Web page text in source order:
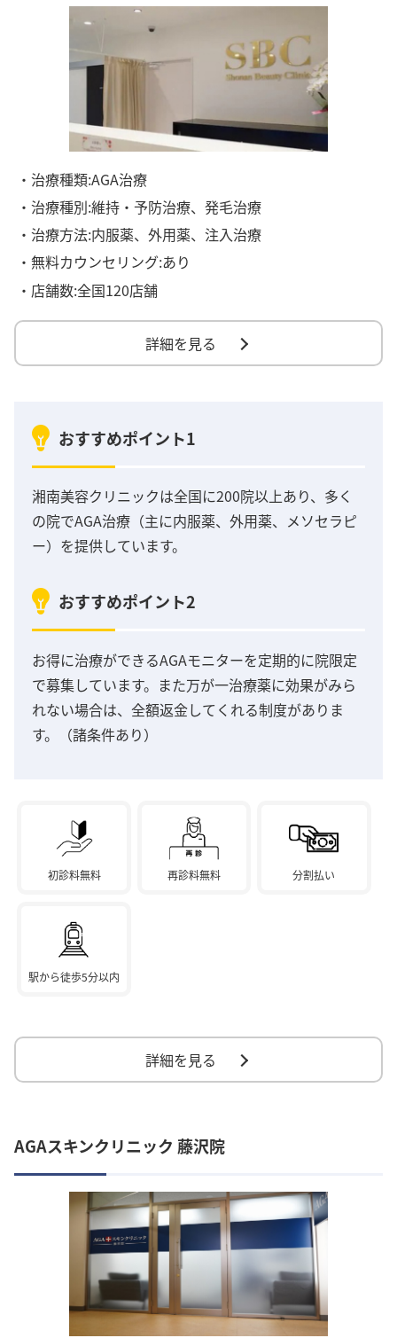
・治療種類:AGA治療
・治療種別:維持・予防治療、発毛治療
・治療方法:内服薬、外用薬、注入治療
・無料カウンセリング:あり
・店舗数:全国120店舗
詳細を見る
おすすめポイント1
湘南美容クリニックは全国に200院以上あり、多く
の院でAGA治療（主に内服薬、外用薬、メソセラピ
ー）を提供しています。
おすすめポイント2
お得に治療ができるAGAモニターを定期的に院限定
で募集しています。また万が一治療薬に効果がみら
れない場合は、全額返金してくれる制度がありま
す。（諸条件あり）
初診料無料 再診料無料 分割払い
駅から徒歩5分以内
詳細を見る
AGAスキンクリニック 藤沢院